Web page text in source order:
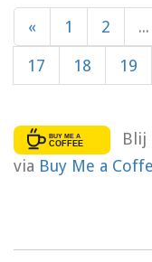
« 1 2 ...
17 18 19
Blij
via Buy Me a